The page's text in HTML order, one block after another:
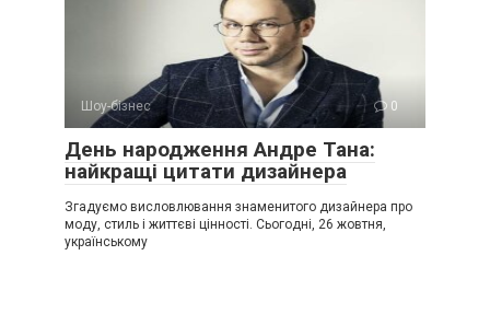
Шоу-бізнес 0
День народження Андре Тана:
найкращі цитати дизайнера
Згадуємо висловлювання знаменитого дизайнера про
моду, стиль і життєві цінності. Сьогодні, 26 жовтня,
українському